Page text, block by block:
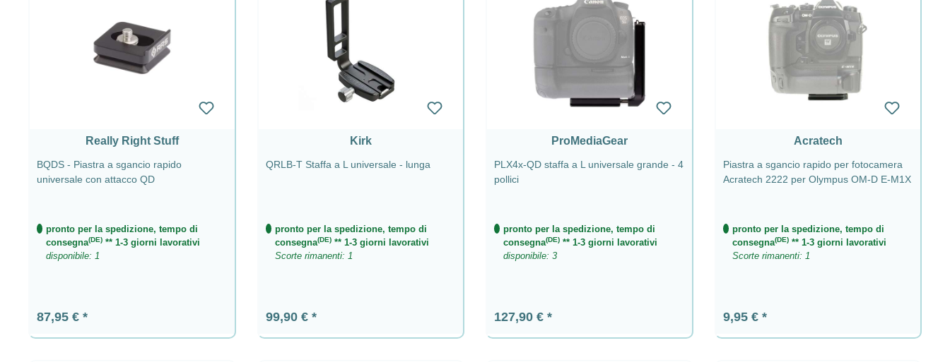
Really Right Stuff
BQDS - Piastra a sgancio rapido
universale con attacco QD
pronto per la spedizione, tempo di
consegna(DE) ** 1-3 giorni lavorativi
disponibile: 1
Prezzo normale:
87,95 €
Kirk
QRLB-T Staffa a L universale - lunga
pronto per la spedizione, tempo di
consegna(DE)** 1-3 giorni lavorativi
Scorte rimanenti: 1
Prezzo normale:
99,90 €
ProMediaGear
PLX4x-QD staffa a L universale grande - 4
pollici
pronto per la spedizione, tempo di
consegna(DE) ** 1-3 giorni lavorativi
disponibile: 3
Prezzo normale:
127,90 €
Acratech
Piastra a sgancio rapido per fotocamera
Acratech 2222 per Olympus OM-D E-M1X
pronto per la spedizione, tempo di
consegna(DE)** 1-3 giorni lavorativi
Scorte rimanenti: 1
Prezzo normale:
9,95 €